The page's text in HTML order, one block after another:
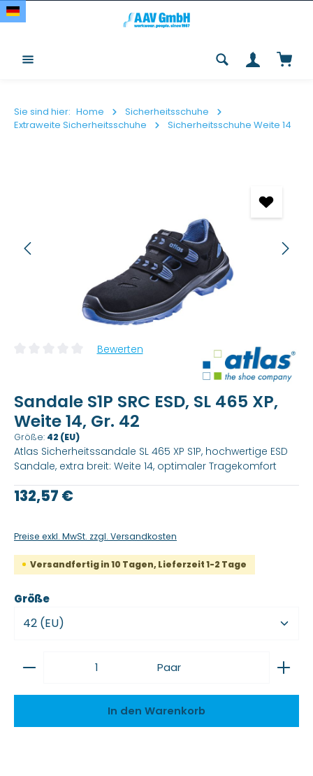
Zum Hauptinhalt springen
Sie sind hier: Home
Sicherheitsschuhe
Extraweite Sicherheitsschuhe
Sicherheitsschuhe Weite 14
Durchschnittliche Bewertung von 0 von 5 Sternen
Bewerten
Sandale S1P SRC ESD, SL 465 XP,
Weite 14, Gr. 42
Größe: 42 (EU)
Atlas Sicherheitssandale SL 465 XP S1P, hochwertige ESD
Sandale, extra breit: Weite 14, optimaler Tragekomfort
Regulärer Preis:
132,57 €
Preise exkl. MwSt. zzgl. Versandkosten
Versandfertig in 10 Tagen, Lieferzeit 1-2 Tage
Größeauswählen
Produkt Anzahl: Gib den gewünschten Wert
Paar
In den Warenkorb